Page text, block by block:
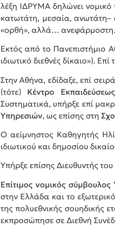
λέξη ΙΔΡΥΜΑ δηλώνει
κατωτάτη, μεσαία,
«ορθή», αλλά… ανεφάρμοστη.
Εκτός από το Πανεπιστήμιο
ιδιωτικό διεθνές δίκαιο»).
Στην Αθήνα, εδίδαξε, επί
(τότε) Κέντρο
Συστηματικά, υπήρξε επί
Υπηρεσιών, ως επίσης στη
Ο αείμνηστος Καθηγητής
ιδιωτικού και δημοσίου
Υπήρξε επίσης Διευθυντής
Επίτιμος νομικός
στην Ελλάδα και το
της πολυεθνικής σουηδικής
εκπροσώπησε σε Διεθνή